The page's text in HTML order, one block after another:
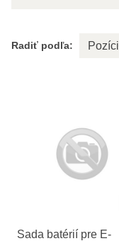
Radiť podľa:
Sada batérií pre E-